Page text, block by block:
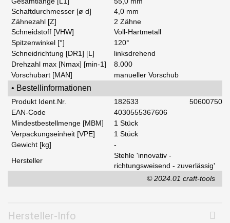
Schaftdurchmesser [ø d]
4,0 mm
Zähnezahl [Z]
2 Zähne
Schneidstoff [VHW]
Voll-Hartmetall
Spitzenwinkel [°]
120°
Schneidrichtung [DR1] [L]
linksdrehend
Drehzahl max [Nmax] [min-1]
8.000
Vorschubart [MAN]
manueller Vorschub
• Bestellinformationen
Produkt Ident.Nr. 182633
50600750
EAN-Code
4030555367606
Mindestbestellmenge [MBM]
1 Stück
Verpackungseinheit [VPE]
1 Stück
Gewicht [kg]
-
Hersteller
Stehle 'innovativ -
richtungsweisend - zuverlässig'
© 2024.01 craft-tools
Hersteller-Info